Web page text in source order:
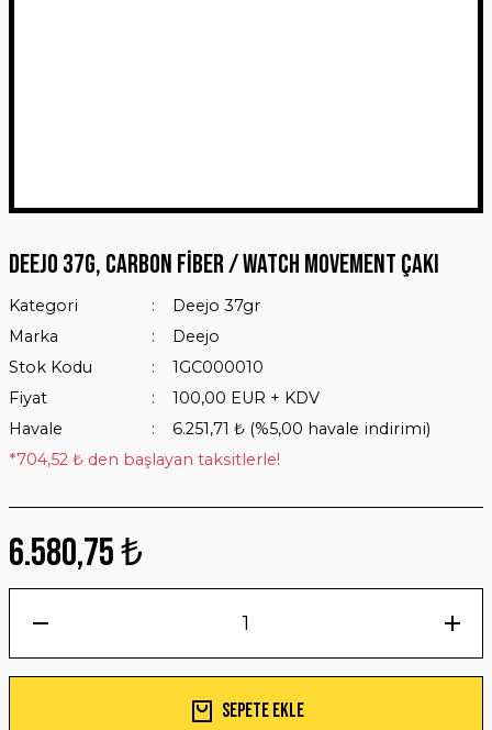
Deejo 37g, Carbon Fiber / Watch Movement Çakı
Kategori
Deejo 37gr
Marka
Deejo
Stok Kodu
1GC000010
Fiyat
100,00 EUR + KDV
Havale
6.251,71 ₺ (%5,00 havale indirimi)
*704,52 ₺ den başlayan taksitlerle!
6.580,75 ₺
Sepete Ekle